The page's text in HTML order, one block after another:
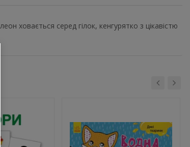
ховається серед гілок, кенгурятко з цікавістю